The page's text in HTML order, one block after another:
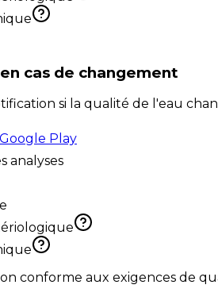
cas de changement
si la qualité de l'eau
Google Play
analyses
conforme aux exigences de